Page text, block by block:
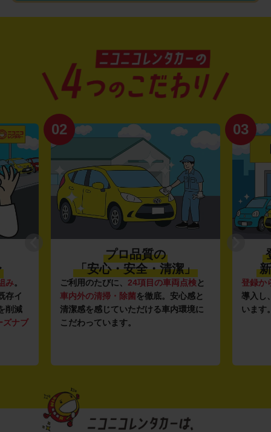
み。
存イ
削減
ズナブ
02
プロ品質の
「安心・安全・清潔」
ご利用のたびに、 24項目の車両点検と
車内外の清掃・除菌を徹底。安心感と
清潔感を感じていただける車内環境に
こだわっています。
03
登録か
導入し
います